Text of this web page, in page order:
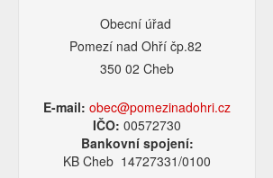
Obecní úřad
Pomezí nad Ohří čp.82
350 02 Cheb
E-mail: obec@pomezinadohri.cz
IČO:00572730
Bankovní spojení:
KB Cheb 14727331/0100